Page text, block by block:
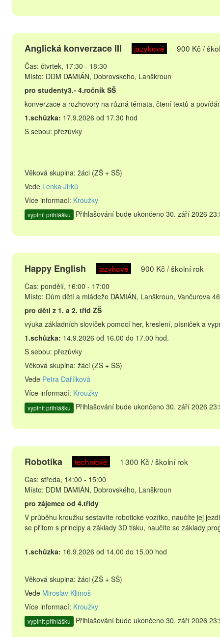
Anglická konverzace III jazykové 900 Kč /
Čas: čtvrtek, 17:30 - 18:30
Místo: DDM DAMIÁN, Dobrovského, Lanškroun
pro studenty3.- 4.ročník SŠ
konverzace a rozhovory na různá témata, čtení textů a
1.schůzka: 17.9.2026 od 17.30 hod
S sebou: přezůvky
Věková skupina: žáci (ZŠ + SŠ)
Vede Lenka Jirků
Více informací: Kroužky
vyplnit přihlášku Přihlašování bude ukončeno 30. září 2026
Happy English jazykové 900 Kč / školní rok
Čas: pondělí, 16:00 - 17:00
Místo: Dům dětí a mládeže DAMIÁN, Lanškroun, Vančurova
pro děti z 1. a 2. tříd ZŠ
výuka základních slovíček pomocí her, kreslení, písniček a
1.schůzka: 14.9.2026 od 16.00 do 17.00 hod.
S sebou: přezůvky
Věková skupina: žáci (ZŠ + SŠ)
Vede Petra Dařílková
Více informací: Kroužky
vyplnit přihlášku Přihlašování bude ukončeno 30. září 2026
Robotika technické 1 300 Kč / školní rok
Čas: středa, 14:00 - 15:00
Místo: DDM DAMIÁN, Dobrovského, Lanškroun
pro zájemce od 4.třídy
V průběhu kroužku sestavíte robotické vozítko, naučíte jej
se přitom s principy a základy 3D tisku, naučíte se základy
1.schůzka: 16.9.2026 od 14.00 do 15.00 hod
Věková skupina: žáci (ZŠ + SŠ)
Vede Miroslav Klimoš
Více informací: Kroužky
vyplnit přihlášku Přihlašování bude ukončeno 30. září 2026